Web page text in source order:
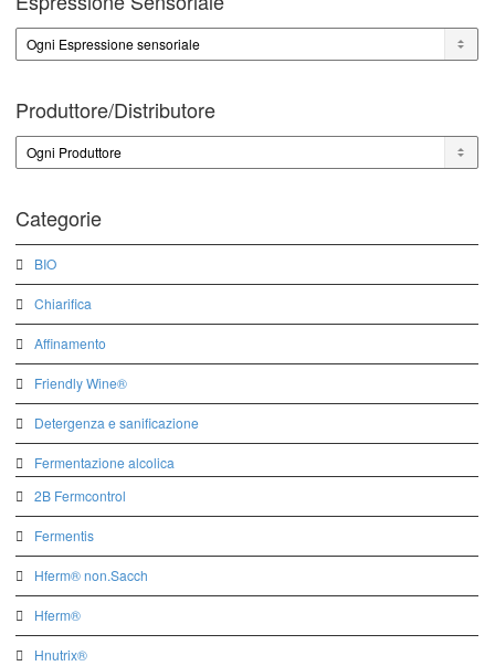
Produttore/Distributore
Categorie
BIO
Chiarifica
Affinamento
Friendly Wine®
Detergenza e sanificazione
Fermentazione alcolica
2B Fermcontrol
Fermentis
Hferm® non.Sacch
Hferm®
Hnutrix®